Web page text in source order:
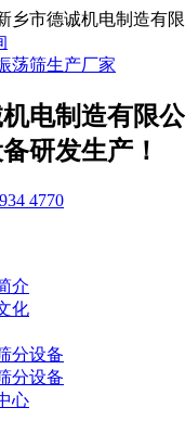
乡市德诚机电制造有限
电制造有限
研发生产！
4770
介
化
分设备
分设备
心